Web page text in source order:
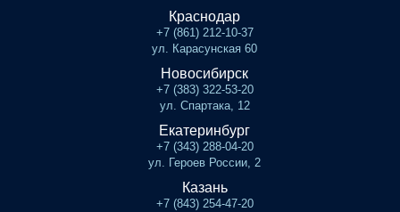
Краснодар
+7 (861) 212-10-37
ул. Карасунская 60
Новосибирск
+7 (383) 322-53-20
ул. Спартака, 12
Екатеринбург
+7 (343) 288-04-20
ул. Героев России, 2
Казань
+7 (843) 254-47-20